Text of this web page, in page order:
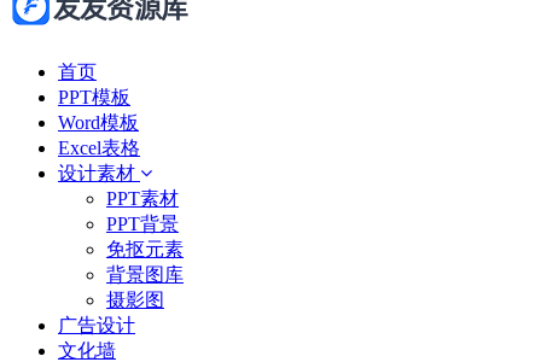
首页
PPT模板
Word模板
Excel表格
设计素材
PPT素材
PPT背景
免抠元素
背景图库
摄影图
广告设计
文化墙